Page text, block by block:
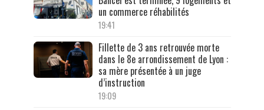
un commerce réhabilités
19:41
Fillette de 3 ans retrouvée morte
dans le 8e arrondissement de Lyon :
sa mère présentée à un juge
d’instruction
19:09